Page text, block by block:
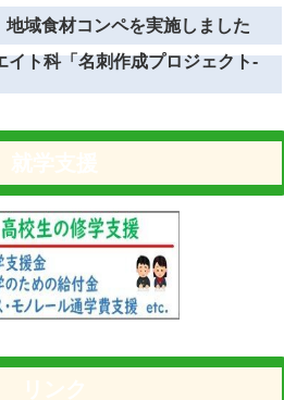
域食材コンペを実施しました
イト科「名刺作成プロジェクト-